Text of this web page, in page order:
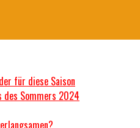
für diese Saison
des Sommers 2024